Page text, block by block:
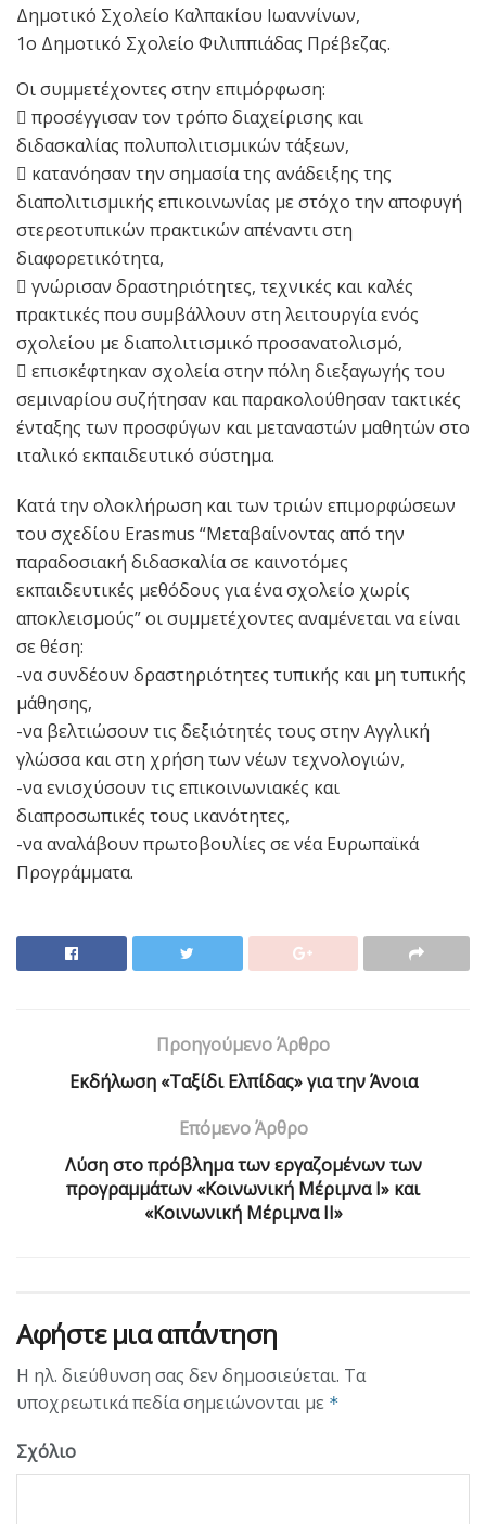
Δημοτικό Σχολείο Καλπακίου Ιωαννίνων,
1ο Δημοτικό Σχολείο Φιλιππιάδας Πρέβεζας.
Οι συμμετέχοντες στην επιμόρφωση:
 προσέγγισαν τον τρόπο διαχείρισης και
διδασκαλίας πολυπολιτισμικών τάξεων,
 κατανόησαν την σημασία της ανάδειξης της
διαπολιτισμικής επικοινωνίας με στόχο την αποφυγή
στερεοτυπικών πρακτικών απέναντι στη
διαφορετικότητα,
 γνώρισαν δραστηριότητες, τεχνικές και καλές
πρακτικές που συμβάλλουν στη λειτουργία ενός
σχολείου με διαπολιτισμικό προσανατολισμό,
 επισκέφτηκαν σχολεία στην πόλη διεξαγωγής του
σεμιναρίου συζήτησαν και παρακολούθησαν τακτικές
ένταξης των προσφύγων και μεταναστών μαθητών στο
ιταλικό εκπαιδευτικό σύστημα.
Κατά την ολοκλήρωση και των τριών επιμορφώσεων
του σχεδίου Erasmus “Μεταβαίνοντας από την
παραδοσιακή διδασκαλία σε καινοτόμες
εκπαιδευτικές μεθόδους για ένα σχολείο χωρίς
αποκλεισμούς” οι συμμετέχοντες αναμένεται να είναι
σε θέση:
-να συνδέουν δραστηριότητες τυπικής και μη τυπικής
μάθησης,
-να βελτιώσουν τις δεξιότητές τους στην Αγγλική
γλώσσα και στη χρήση των νέων τεχνολογιών,
-να ενισχύσουν τις επικοινωνιακές και
διαπροσωπικές τους ικανότητες,
-να αναλάβουν πρωτοβουλίες σε νέα Ευρωπαϊκά
Προγράμματα.
Προηγούμενο Άρθρο
Eκδήλωση «Ταξίδι Ελπίδας» για την Άνοια
Επόμενο Άρθρο
Λύση στο πρόβλημα των εργαζομένων των
προγραμμάτων «Κοινωνική Μέριμνα Ι» και
«Κοινωνική Μέριμνα ΙΙ»
Αφήστε μια απάντηση
Η ηλ. διεύθυνση σας δεν δημοσιεύεται. Τα
υποχρεωτικά πεδία σημειώνονται με *
Σχόλιο